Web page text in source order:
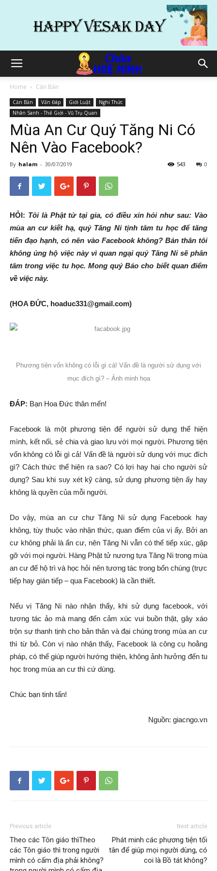
Home Căn Bản
Căn Bản Vấn Đáp Giới Luật
Nghi Thức
Nhân Sanh - Thế Giới - Vũ Trụ Quan
Mùa An Cư Quý Tăng Ni Có
Nên Vào Facebook?
By halam - 30/07/2019 0
543
HỎI: Tôi là Phật tử tại gia, có điều xin hỏi như sau: Vào
mùa an cư kiết hạ, quý Tăng Ni tịnh tâm tu học để tăng
tiến đạo hạnh, có nên vào Facebook không? Bản thân tôi
không ủng hộ việc này vì quan ngại quý Tăng Ni sẽ phân
tâm trong việc tu học. Mong quý Báo cho biết quan điểm
về việc này.
(HOA ĐỨC, hoaduc331@gmail.com)
Phương tiện vốn không có lỗi gì cả! Vấn đề là người sử dụng với
mục đích gì? – Ảnh minh họa
ĐÁP: Bạn Hoa Đức thân mến!
Facebook là một phương tiện để người sử dụng thể hiện
mình, kết nối, sẻ chia và giao lưu với mọi người. Phương tiện
vốn không có lỗi gì cả! Vấn đề là người sử dụng với mục đích
gì? Cách thức thể hiện ra sao? Có lợi hay hại cho người sử
dụng? Sau khi suy xét kỹ càng, sử dụng phương tiện ấy hay
không là quyền của mỗi người.
Do vậy, mùa an cư chư Tăng Ni sử dụng Facebook hay
không, tùy thuộc vào nhận thức, quan điểm của vị ấy. Bởi an
cư không phải là ẩn cư, nên Tăng Ni vẫn có thể tiếp xúc, gặp
gỡ với mọi người. Hàng Phật tử nương tựa Tăng Ni trong mùa
an cư để hộ trì và học hỏi nên tương tác trong bốn chúng (trực
tiếp hay gián tiếp – qua Facebook) là cần thiết.
Nếu vị Tăng Ni nào nhận thấy, khi sử dụng facebook, với
tương tác ảo mà mang đến cảm xúc vui buồn thật, gây xáo
trộn sự thanh tịnh cho bản thân và đại chúng trong mùa an cư
thì từ bỏ. Còn vị nào nhận thấy, Facebook là công cụ hoằng
pháp, có thể giúp người hướng thiện, không ảnh hưởng đến tu
học trong mùa an cư thì cứ dùng.
Chúc bạn tinh tấn!
Nguồn: giacngo.vn
Previous article
Theo các Tôn giáo thìTheo
các Tôn giáo thì trong người
mình có cấm địa phải không?
Next article
Phát minh các phương tiện tối
tân để giúp mọi người dùng, có
coi là Bồ tát không?